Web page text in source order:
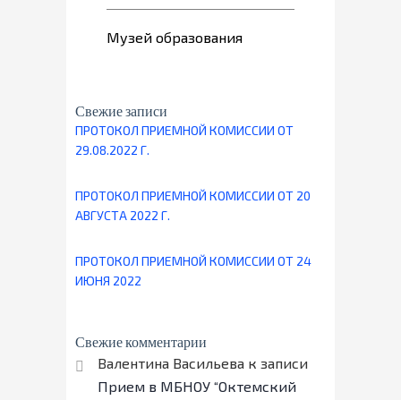
Музей образования
Свежие записи
ПРОТОКОЛ ПРИЕМНОЙ КОМИССИИ ОТ
29.08.2022 Г.
ПРОТОКОЛ ПРИЕМНОЙ КОМИССИИ ОТ 20
АВГУСТА 2022 Г.
ПРОТОКОЛ ПРИЕМНОЙ КОМИССИИ ОТ 24
ИЮНЯ 2022
Свежие комментарии
Валентина Васильева к записи
Прием в МБНОУ “Октемский